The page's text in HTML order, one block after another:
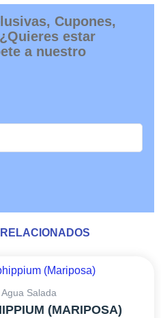
Cupones,
estar
a nuestro
Salada
(MARIPOSA)
DE
PRECIOS:
DESDE
producto
múltiples